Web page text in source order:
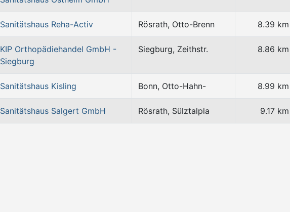
Sanitätshaus Reha-Activ Rösrath, Otto-Brenn 8.39 km
KIP Orthopädiehandel GmbH -
Siegburg
Siegburg, Zeithstr. 8.86 km
Sanitätshaus Kisling Bonn, Otto-Hahn- 8.99 km
Sanitätshaus Salgert GmbH Rösrath, Sülztalpla 9.17 km